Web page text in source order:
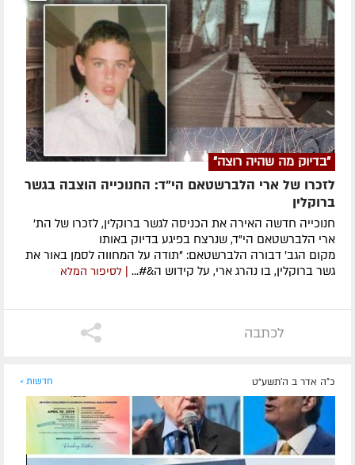
"בדיוק מה שהיה רוצה"
לזכרו של ארי הלברשטאם הי"ד: החנוכייה הוצבה בגשר
ברוקלין
חנוכייה חדשה האירה את הכניסה לגשר ברוקלין, לזכרו של הת'
ארי הלברשטאם הי"ד, שנרצח בפיגע בדיוק באותו
מקום הגב' דבורה הלברשטאם: "תודה על המחווה לסמן באור את
גשר ברוקלין, בו נהרג ארי, על קידוש ה&#... | לסיפור המלא
לכתבה
כ"ה אדר ב ה׳תשע״ט חדשות »